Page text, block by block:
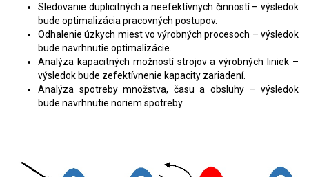
Sledovanie duplicitných a neefektívnych činností – výsledok
bude optimalizácia pracovných postupov.
Odhalenie úzkych miest vo výrobných procesoch – výsledok
bude navrhnutie optimalizácie.
Analýza kapacitných možností strojov a výrobných liniek –
výsledok bude zefektívnenie kapacity zariadení.
Analýza spotreby množstva, času a obsluhy – výsledok
bude navrhnutie noriem spotreby.